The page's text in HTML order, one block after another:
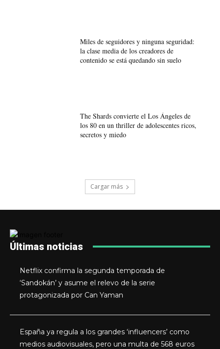
Miles de seguidores y ninguna seguridad:
la clase media de los creadores de
contenido se está quedando sin suelo
The Shards convierte el Los Ángeles de
los 80 en un thriller de adolescentes ricos,
secretos y miedo
Cargar más
Últimas noticias
Netflix confirma la segunda temporada de
‘Sandokán’ y asume el relevo de la serie
protagonizada por Can Yaman
España ya regula a los grandes ‘influencers’ como
medios audiovisuales, pero una multa de 568 euros